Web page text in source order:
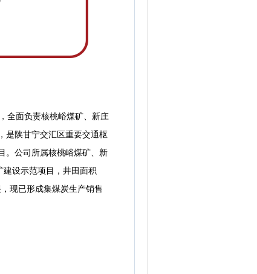
全面负责核桃峪煤矿、新庄
是陕甘宁交汇区重要交通枢
。公司所属核桃峪煤矿、新
建设示范项目，井田面积
现已形成集煤炭生产销售